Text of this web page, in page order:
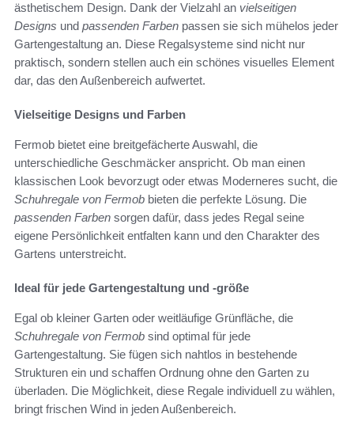
ästhetischem Design. Dank der Vielzahl an vielseitigen
Designs und passenden Farben passen sie sich mühelos jeder
Gartengestaltung an. Diese Regalsysteme sind nicht nur
praktisch, sondern stellen auch ein schönes visuelles Element
dar, das den Außenbereich aufwertet.
Vielseitige Designs und Farben
Fermob bietet eine breitgefächerte Auswahl, die
unterschiedliche Geschmäcker anspricht. Ob man einen
klassischen Look bevorzugt oder etwas Moderneres sucht, die
Schuhregale von Fermob bieten die perfekte Lösung. Die
passenden Farben sorgen dafür, dass jedes Regal seine
eigene Persönlichkeit entfalten kann und den Charakter des
Gartens unterstreicht.
Ideal für jede Gartengestaltung und -größe
Egal ob kleiner Garten oder weitläufige Grünfläche, die
Schuhregale von Fermob sind optimal für jede
Gartengestaltung. Sie fügen sich nahtlos in bestehende
Strukturen ein und schaffen Ordnung ohne den Garten zu
überladen. Die Möglichkeit, diese Regale individuell zu wählen,
bringt frischen Wind in jeden Außenbereich.